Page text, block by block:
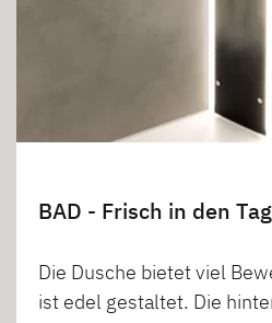
BAD - Frisch in den Tag
Die Dusche bietet viel
ist edel gestaltet. Die